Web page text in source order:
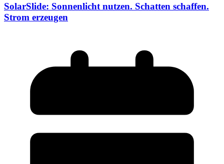
SolarSlide: Sonnenlicht nutzen. Schatten schaffen.
Strom erzeugen